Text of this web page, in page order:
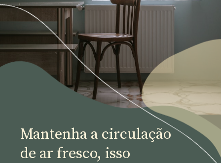
Mantenha a circulação
de ar fresco, isso